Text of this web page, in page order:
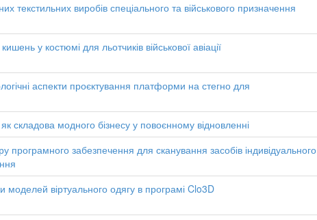
текстильних виробів спеціального та військового призначення
у костюмі для льотчиків військової авіації
аспекти проєктування платформи на стегно для
складова модного бізнесу у повоєнному відновленні
програмного забезпечення для сканування засобів індивідуального
моделей віртуального одягу в програмі Clo3D